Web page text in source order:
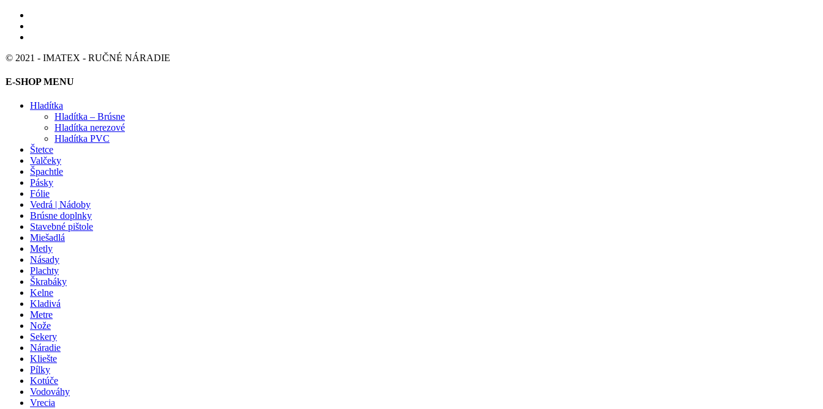
© 2021 - IMATEX - RUČNÉ NÁRADIE
E-SHOP MENU
Hladítka
Hladítka – Brúsne
Hladítka nerezové
Hladítka PVC
Štetce
Valčeky
Špachtle
Pásky
Fólie
Vedrá | Nádoby
Brúsne doplnky
Stavebné pištole
Miešadlá
Metly
Násady
Plachty
Škrabáky
Kelne
Kladivá
Metre
Nože
Sekery
Náradie
Kliešte
Pílky
Kotúče
Vodováhy
Vrecia